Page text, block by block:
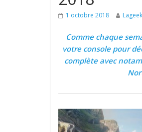
1 octobre 2018
Comme chaque
votre console pour
complète avec